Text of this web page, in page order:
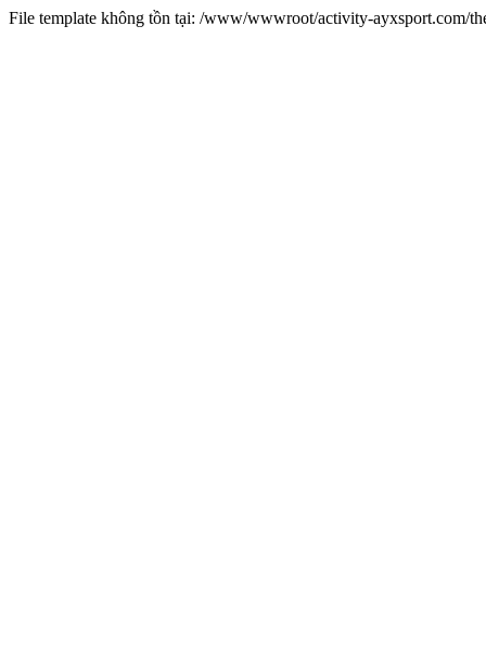
File template không tồn tại: /www/wwwroot/activity-ayxsport.com/